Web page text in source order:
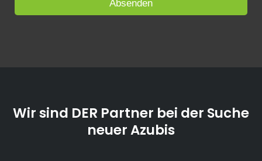
Wir sind DER Partner bei der Suche
neuer Azubis